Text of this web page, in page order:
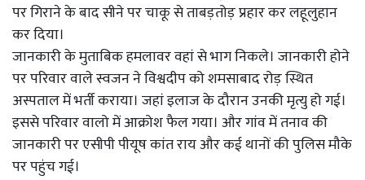
पर गिराने के बाद सीने पर चाकू से ताबड़तोड़ प्रहार कर लहूलुहान
कर दिया।
जानकारी के मुताबिक हमलावर वहां से भाग निकले। जानकारी होने
पर परिवार वाले स्वजन ने विश्वदीप को शमसाबाद रोड़ स्थित
अस्पताल में भर्ती कराया। जहां इलाज के दौरान उनकी मृत्यु हो गई।
इससे परिवार वालो में आक्रोश फैल गया। और गांव में तनाव की
जानकारी पर एसीपी पीयूष कांत राय और कई थानों की पुलिस मौके
पर पहुंच गई।